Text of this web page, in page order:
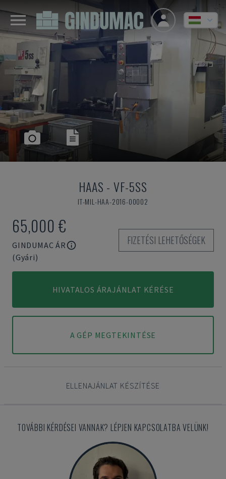
HAAS - VF-5SS
IT-MIL-HAA-2016-00002
65,000 €
GINDUMAC ÁR
(Gyári)
FIZETÉSI LEHETŐSÉGEK
HIVATALOS ÁRAJÁNLAT KÉRÉSE
A GÉP MEGTEKINTÉSE
ELLENAJÁNLAT KÉSZÍTÉSE
TOVÁBBI KÉRDÉSEI VANNAK? LÉPJEN KAPCSOLATBA VELÜNK!